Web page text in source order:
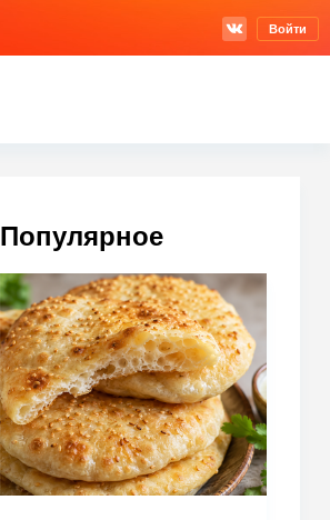
Войти
Популярное